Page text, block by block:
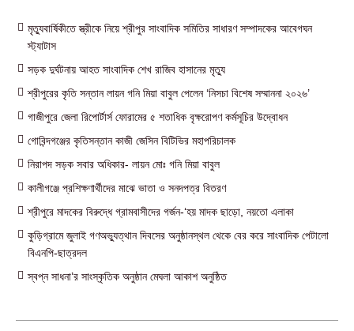
মৃত্যুবার্ষিকীতে স্ত্রীকে নিয়ে শ্রীপুর সাংবাদিক সমিতির সাধারণ সম্পাদকের আবেগঘন
স্ট্যাটাস
সড়ক দুর্ঘটনায় আহত সাংবাদিক শেখ রাজিব হাসানের মৃত্যু
শ্রীপুরের কৃতি সন্তান লায়ন গনি মিয়া বাবুল পেলেন ‘নিসচা বিশেষ সম্মাননা ২০২৬’
গাজীপুরে জেলা রিপোর্টার্স ফোরামের ৫ শতাধিক বৃক্ষরোপণ কর্মসূচির উদ্বোধন
গোবিন্দগঞ্জের কৃতিসন্তান কাজী জেসিন বিটিভির মহাপরিচালক
নিরাপদ সড়ক সবার অধিকার- লায়ন মোঃ গনি মিয়া বাবুল
কালীগঞ্জে প্রশিক্ষণার্থীদের মাঝে ভাতা ও সনদপত্র বিতরণ
শ্রীপুরে মাদকের বিরুদ্ধে গ্রামবাসীদের গর্জন-‘হয় মাদক ছাড়ো, নয়তো এলাকা
কুড়িগ্রামে জুলাই গণঅভ্যুত্থান দিবসের অনুষ্ঠানস্থল থেকে বের করে সাংবাদিক পেটালো
বিএনপি-ছাত্রদল
স্বপ্ন সাধনা’র সাংস্কৃতিক অনুষ্ঠান মেঘলা আকাশ অনুষ্ঠিত